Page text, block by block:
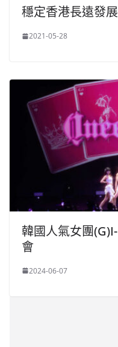
穩定香港長遠發
2021-05-28
韓國人氣女團
會
2024-06-07